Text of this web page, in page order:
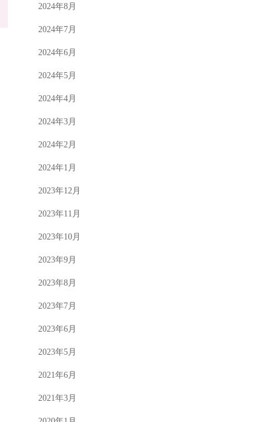
2024年8月
2024年7月
2024年6月
2024年5月
2024年4月
2024年3月
2024年2月
2024年1月
2023年12月
2023年11月
2023年10月
2023年9月
2023年8月
2023年7月
2023年6月
2023年5月
2021年6月
2021年3月